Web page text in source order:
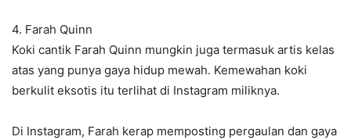
4. Farah Quinn
Koki cantik Farah Quinn mungkin juga termasuk artis kelas
atas yang punya gaya hidup mewah. Kemewahan koki
berkulit eksotis itu terlihat di Instagram miliknya.
Di Instagram, Farah kerap memposting pergaulan dan gaya